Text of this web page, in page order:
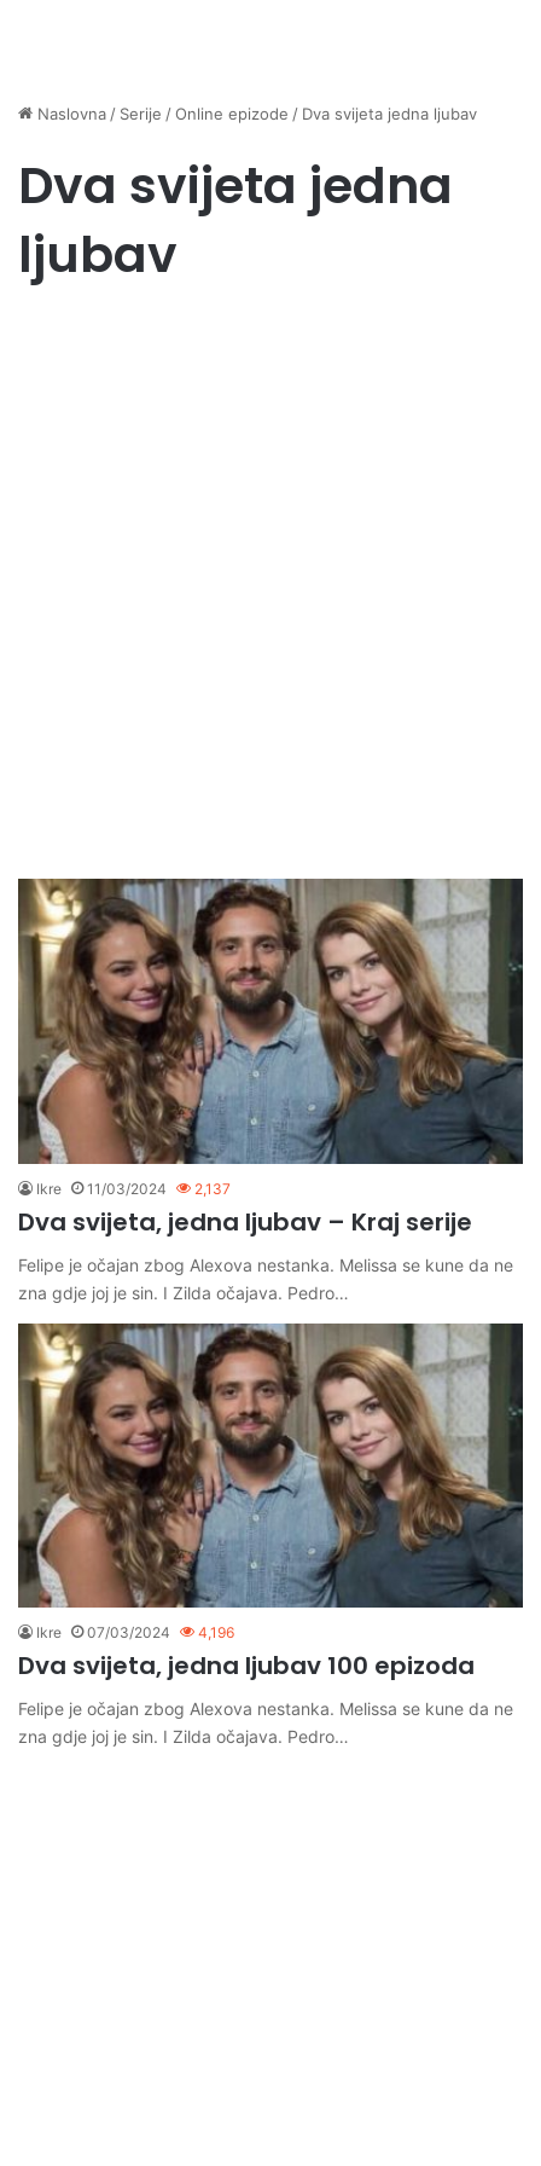
Naslovna / Serije /Online epizode / Dva svijeta jedna ljubav
Dva svijeta jedna
ljubav
Ikre 11/03/2024 2,137
Dva svijeta, jedna ljubav – Kraj serije
Felipe je očajan zbog Alexova nestanka. Melissa se kune da ne
zna gdje joj je sin. I Zilda očajava. Pedro…
Ikre 07/03/2024 4,196
Dva svijeta, jedna ljubav 100 epizoda
Felipe je očajan zbog Alexova nestanka. Melissa se kune da ne
zna gdje joj je sin. I Zilda očajava. Pedro…